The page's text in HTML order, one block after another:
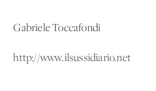
Gabriele Toccafondi
http://www.ilsussidiario.net